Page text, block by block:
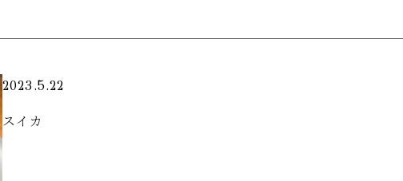
2023.5.22
スイカ